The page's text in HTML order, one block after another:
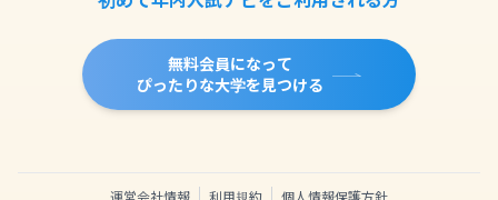
無料会員になって
ぴったりな大学を見つける
運営会社情報 利用規約 個人情報保護方針